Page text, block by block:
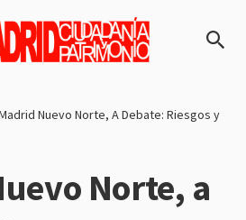
Nuevo Norte, A Debate: Riesgos y
Norte, a